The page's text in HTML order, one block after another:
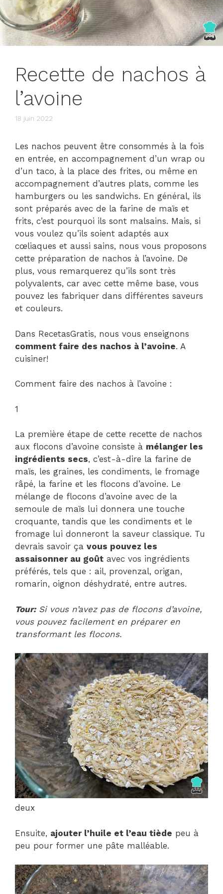
Recette de nachos à
l’avoine
18 juin 2022
Les nachos peuvent être consommés à la fois
en entrée, en accompagnement d’un wrap ou
d’un taco, à la place des frites, ou même en
accompagnement d’autres plats, comme les
hamburgers ou les sandwichs. En général, ils
sont préparés avec de la farine de maïs et
frits, c’est pourquoi ils sont malsains. Mais, si
vous voulez qu’ils soient adaptés aux
cœliaques et aussi sains, nous vous proposons
cette préparation de nachos à l’avoine. De
plus, vous remarquerez qu’ils sont très
polyvalents, car avec cette même base, vous
pouvez les fabriquer dans différentes saveurs
et couleurs.
Dans RecetasGratis, nous vous enseignons
comment faire des nachos à l’avoine. A
cuisiner!
Comment faire des nachos à l’avoine :
1
La première étape de cette recette de nachos
aux flocons d’avoine consiste à mélanger les
ingrédients secs, c’est-à-dire la farine de
maïs, les graines, les condiments, le fromage
râpé, la farine et les flocons d’avoine. Le
mélange de flocons d’avoine avec de la
semoule de maïs lui donnera une touche
croquante, tandis que les condiments et le
fromage lui donneront la saveur classique. Tu
devrais savoir ça vous pouvez les
assaisonner au goût avec vos ingrédients
préférés, tels que : ail, provenzal, origan,
romarin, oignon déshydraté, entre autres.
Tour:Si vous n’avez pas de flocons d’avoine,
vous pouvez facilement en préparer en
transformant les flocons.
deux
Ensuite, ajouter l’huile et l’eau tiède peu à
peu pour former une pâte malléable.